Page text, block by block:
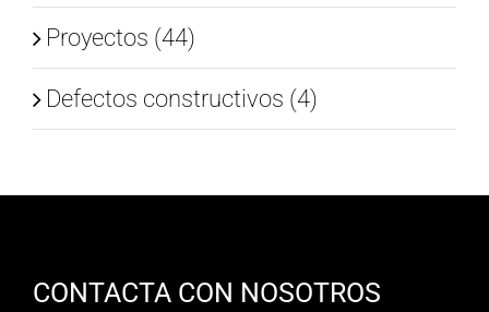
Proyectos (44)
Defectos constructivos (4)
CONTACTA CON NOSOTROS